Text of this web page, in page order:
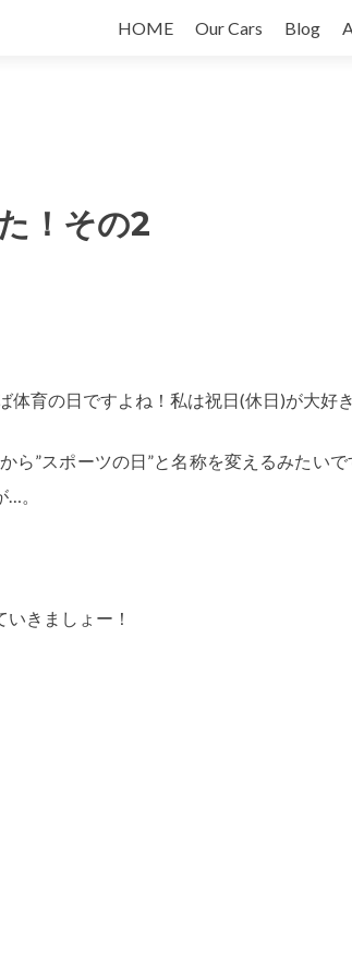
to
HOME Our Cars Blog
！その2
育の日ですよね！私は祝日(休日)が大好き
”スポーツの日”と名称を変えるみたい
。
きましょー！